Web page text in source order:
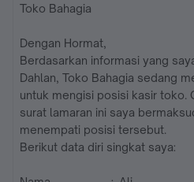
Toko Bahagia
Dengan Hormat,
Berdasarkan informasi yang
Dahlan, Toko Bahagia sedang
untuk mengisi posisi kasir toko.
surat lamaran ini saya
menempati posisi tersebut.
Berikut data diri singkat saya: